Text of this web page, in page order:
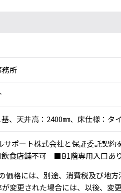
務所
基、天井高：2400㎜、床仕様：タ
ポート株式会社と保証委託契
食店舗不可 ■B1階専用入口あり
価格には、別途、消費税及び地方
変更された場合には、以後、変